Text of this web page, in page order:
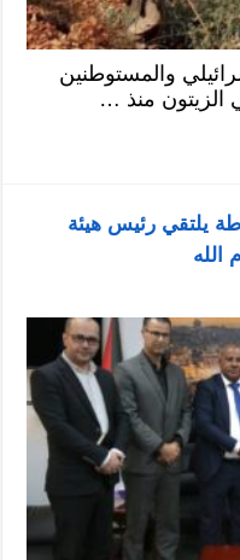
والمستوطنين
يلتقي رئيس هيئة
الله